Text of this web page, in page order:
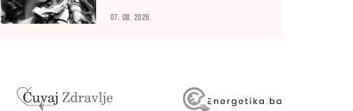
07. 08. 2026.